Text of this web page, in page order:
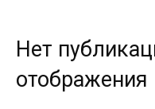
Нет
отображения